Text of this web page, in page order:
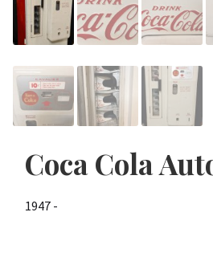
Coca Cola
1947 -